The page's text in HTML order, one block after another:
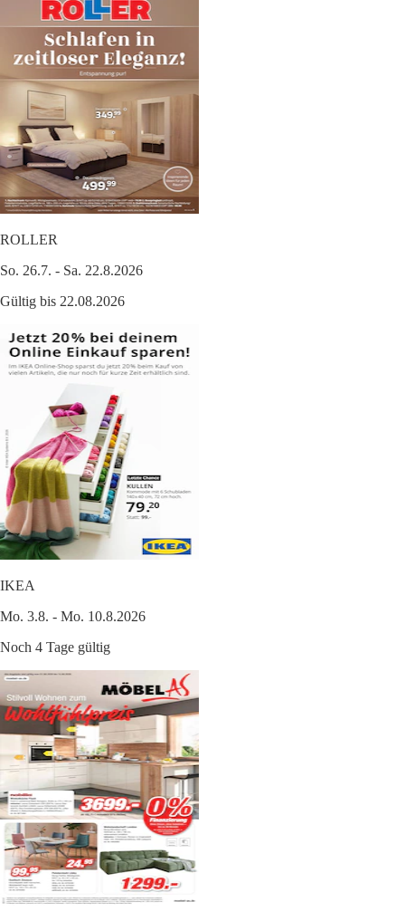
ROLLER
So. 26.7. - Sa. 22.8.2026
Gültig bis 22.08.2026
IKEA
Mo. 3.8. - Mo. 10.8.2026
Noch 4 Tage gültig